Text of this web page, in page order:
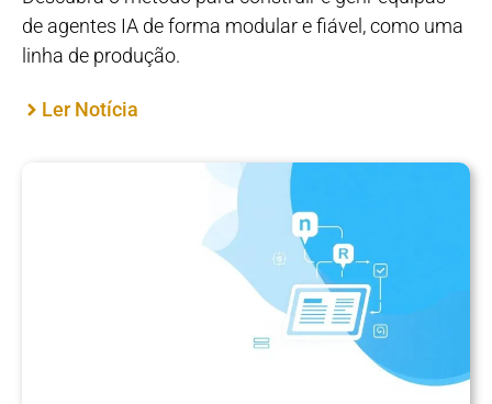
de agentes IA de forma modular e fiável, como uma
linha de produção.
Ler Notícia